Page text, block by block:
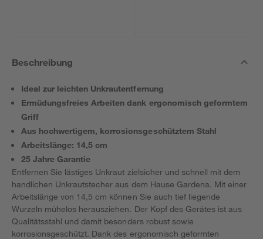
Beschreibung
Ideal zur leichten Unkrautentfernung
Ermüdungsfreies Arbeiten dank ergonomisch geformtem
Griff
Aus hochwertigem, korrosionsgeschütztem Stahl
Arbeitslänge: 14,5 cm
25 Jahre Garantie
Entfernen Sie lästiges Unkraut zielsicher und schnell mit dem
handlichen Unkrautstecher aus dem Hause Gardena. Mit einer
Arbeitslänge von 14,5 cm können Sie auch tief liegende
Wurzeln mühelos herausziehen. Der Kopf des Gerätes ist aus
Qualitätsstahl und damit besonders robust sowie
korrosionsgeschützt. Dank des ergonomisch geformten